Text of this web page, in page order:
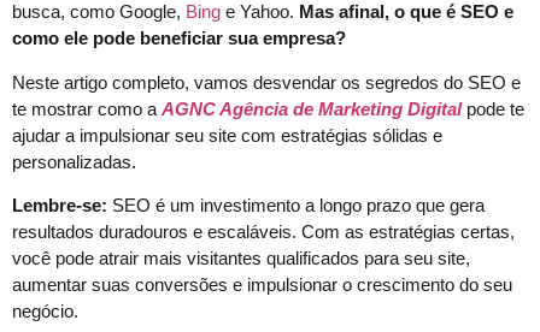
busca, como Google, Bing e Yahoo. Mas afinal, o que é SEO e
como ele pode beneficiar sua empresa?
Neste artigo completo, vamos desvendar os segredos do SEO e
te mostrar como a AGNCAgência de Marketing Digitalpode te
ajudar a impulsionar seu site com estratégias sólidas e
personalizadas.
Lembre-se: SEO é um investimento a longo prazo que gera
resultados duradouros e escaláveis. Com as estratégias certas,
você pode atrair mais visitantes qualificados para seu site,
aumentar suas conversões e impulsionar o crescimento do seu
negócio.